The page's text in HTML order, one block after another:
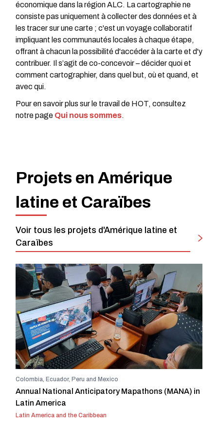
économique dans la région ALC. La cartographie ne
consiste pas uniquement à collecter des données et à
les tracer sur une carte ; c'est un voyage collaboratif
impliquant les communautés locales à chaque étape,
offrant à chacun la possibilité d'accéder à la carte et d'y
contribuer. Il s’agit de co-concevoir – décider quoi et
comment cartographier, dans quel but, où et quand, et
avec qui.
Pour en savoir plus sur le travail de HOT, consultez
notre page Qui nous sommes.
Projets en Amérique
latine et Caraïbes
Voir tous les projets d'Amérique latine et
Caraïbes
Colombia, Ecuador, Peru and Mexico
Annual National Anticipatory Mapathons (MANA) in
Latin America
Latin America and the Caribbean